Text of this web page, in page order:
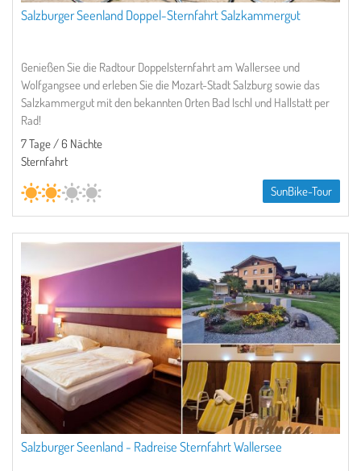
Salzburger Seenland Doppel-Sternfahrt Salzkammergut
Genießen Sie die Radtour Doppelsternfahrt am Wallersee und
Wolfgangsee und erleben Sie die Mozart-Stadt Salzburg sowie das
Salzkammergut mit den bekannten Orten Bad Ischl und Hallstatt per
Rad!
7 Tage / 6 Nächte
Sternfahrt
SunBike-Tour
Salzburger Seenland - Radreise Sternfahrt Wallersee